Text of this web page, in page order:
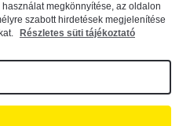
a mezőbe.
megkönnyítése, az oldalon
szabott hirdetések megjelenítése
Részletes süti tájékoztató